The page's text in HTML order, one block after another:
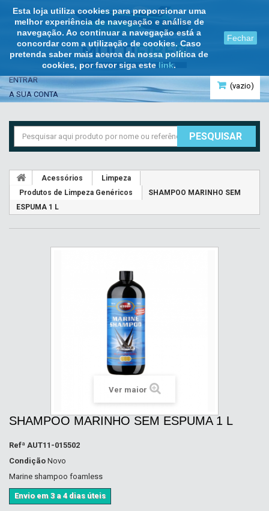
Esta loja utiliza cookies para proporcionar uma
melhor experiência de navegação e análise de
navegação. Ao continuar a navegação está a
concordar com a utilização de cookies. Caso
pretenda saber mais acerca da nossa política de
cookies, por favor siga este link.
Fechar
(vazio)
ENTRAR
A SUA CONTA
PESQUISAR
Acessórios
Limpeza
Produtos de Limpeza Genéricos
SHAMPOO MARINHO SEM
ESPUMA 1 L
Ver maior
SHAMPOO MARINHO SEM ESPUMA 1 L
Refª AUT11-015502
Condição Novo
Marine shampoo foamless
Envio em 3 a 4 dias úteis